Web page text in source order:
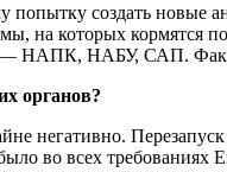
создать новые
на которых
НАПК, НАБУ, САП.
органов?
негативно.
во всех